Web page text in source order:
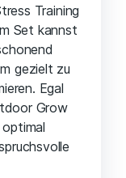
Training
Set kannst
gezielt zu
Egal
Grow